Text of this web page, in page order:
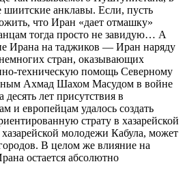
шиитские анклавы. Если, пусть
что Иран «дает отмашку»
тогда просто не завидую… А
Ирана на таджиков — Иран наряду
стран, оказывающих
техническую помощь Северному
Ахмад Шахом Масудом в войне
лет присутствия в
и европейцам удалось создать
страту в хазарейской
молодежи Кабула, может
В целом же влияние на
остается абсолютно